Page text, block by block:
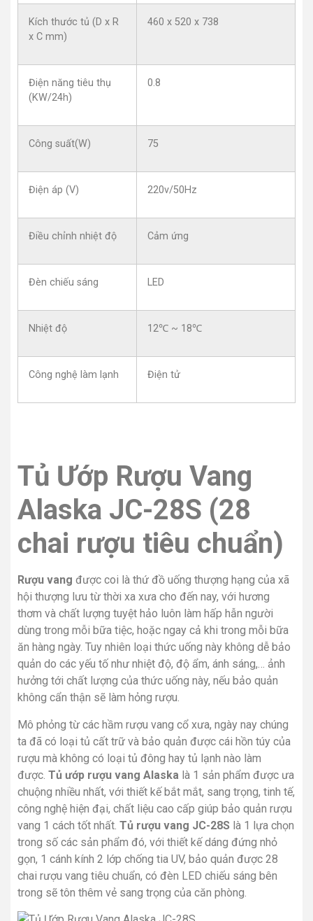
Kích thước tủ (D x R
x C mm)
460 x 520 x 738
Điện năng tiêu thụ
(KW/24h)
0.8
Công suất(W) 75
Điện áp (V) 220v/50Hz
Điều chỉnh nhiệt độ Cảm ứng
Đèn chiếu sáng LED
Nhiệt độ 12℃ ~ 18℃
Công nghệ làm lạnh Điện tử
Tủ Ướp Rượu Vang
Alaska JC-28S (28
chai rượu tiêu chuẩn)
Rượu vang được coi là thứ đồ uống thượng hạng của xã
hội thượng lưu từ thời xa xưa cho đến nay, với hương
thơm và chất lượng tuyệt hảo luôn làm hấp hẫn người
dùng trong mỗi bữa tiệc, hoặc ngay cả khi trong mỗi bữa
ăn hàng ngày. Tuy nhiên loại thức uống này không dễ bảo
quản do các yếu tố như nhiệt độ, độ ẩm, ánh sáng,… ảnh
hưởng tới chất lượng của thức uống này, nếu bảo quản
không cẩn thận sẽ làm hỏng rượu.
Mô phỏng từ các hầm rượu vang cổ xưa, ngày nay chúng
ta đã có loại tủ cất trữ và bảo quản được cái hồn túy của
rượu mà không có loại tủ đông hay tủ lạnh nào làm
được. Tủ ướp rượu vang Alaska là 1 sản phẩm được ưa
chuộng nhiều nhất, với thiết kế bắt mắt, sang trọng, tinh tế,
công nghệ hiện đại, chất liệu cao cấp giúp bảo quản rượu
vang 1 cách tốt nhất. Tủ rượu vang JC-28S là 1 lựa chọn
trong số các sản phẩm đó, với thiết kế dáng đứng nhỏ
gọn, 1 cánh kính 2 lớp chống tia UV, bảo quản được 28
chai rượu vang tiêu chuẩn, có đèn LED chiếu sáng bên
trong sẽ tôn thêm vẻ sang trọng của căn phòng.